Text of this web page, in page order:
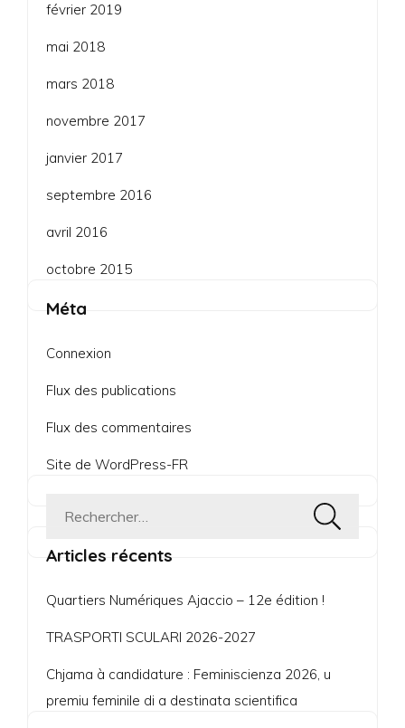
février 2019
mai 2018
mars 2018
novembre 2017
janvier 2017
septembre 2016
avril 2016
octobre 2015
Méta
Connexion
Flux des publications
Flux des commentaires
Site de WordPress-FR
Rechercher :
Articles récents
Quartiers Numériques Ajaccio – 12e édition !
TRASPORTI SCULARI 2026-2027
Chjama à candidature : Feminiscienza 2026, u
premiu feminile di a destinata scientifica